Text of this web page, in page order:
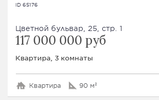
ID 65176
Цветной бульвар, 25, стр. 1
117 000 000 руб
Квартира, 3 комнаты
Квартира 90 м²